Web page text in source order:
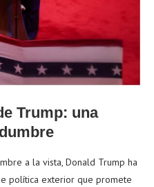
Trump: una
a la vista, Donald Trump ha
política exterior que promete